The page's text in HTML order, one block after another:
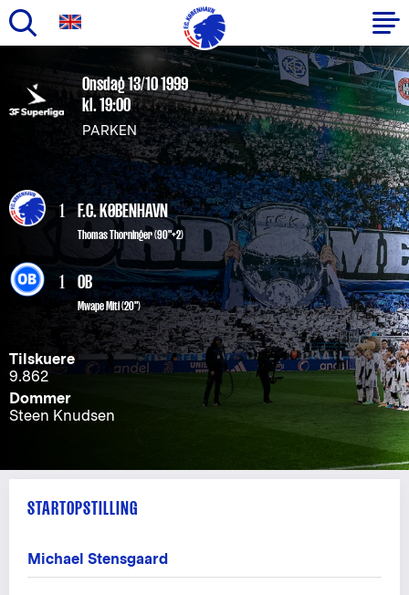
hovedindhold
Primær
navigation
Onsdag 13/10 1999
kl. 19:00
PARKEN
1 F.C. KØBENHAVN
Thomas Thorninger(90"+2)
1 OB
Mwape Miti (20")
Tilskuere
9.862
Dommer
Steen Knudsen
STARTOPSTILLING
Michael Stensgaard